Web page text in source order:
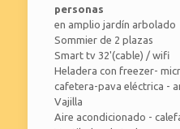
personas
en amplio jardín arbolado
Sommier de 2 plazas
Smart tv 32'(cable) / wifi
Heladera con freezer-
cafetera-pava eléctrica -
Vajilla
Aire acondicionado -